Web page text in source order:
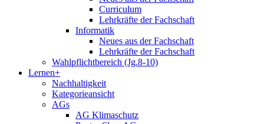
Curriculum
Lehrkräfte der Fachschaft
Informatik
Neues aus der Fachschaft
Lehrkräfte der Fachschaft
Wahlpflichtbereich (Jg.8-10)
Lernen+
Nachhaltigkeit
Kategorieansicht
AGs
AG Klimaschutz